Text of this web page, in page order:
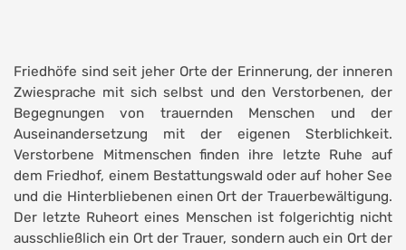
Friedhöfe sind seit jeher Orte der Erinnerung, der inneren
Zwiesprache mit sich selbst und den Verstorbenen, der
Begegnungen von trauernden Menschen und der
Auseinandersetzung mit der eigenen Sterblichkeit.
Verstorbene Mitmenschen finden ihre letzte Ruhe auf
dem Friedhof, einem Bestattungswald oder auf hoher See
und die Hinterbliebenen einen Ort der Trauerbewältigung.
Der letzte Ruheort eines Menschen ist folgerichtig nicht
ausschließlich ein Ort der Trauer, sondern auch ein Ort der